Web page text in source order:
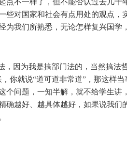
不一样了，但不能否认过去几
对国家和社会有点用处的观点
我们所熟悉，无论怎样复兴国学
，因为我是搞部门法的，当然搞
你就说“道可道非常道”，那这样
个问题，一知半解，就不给学生
越好、越具体越好，如果说我